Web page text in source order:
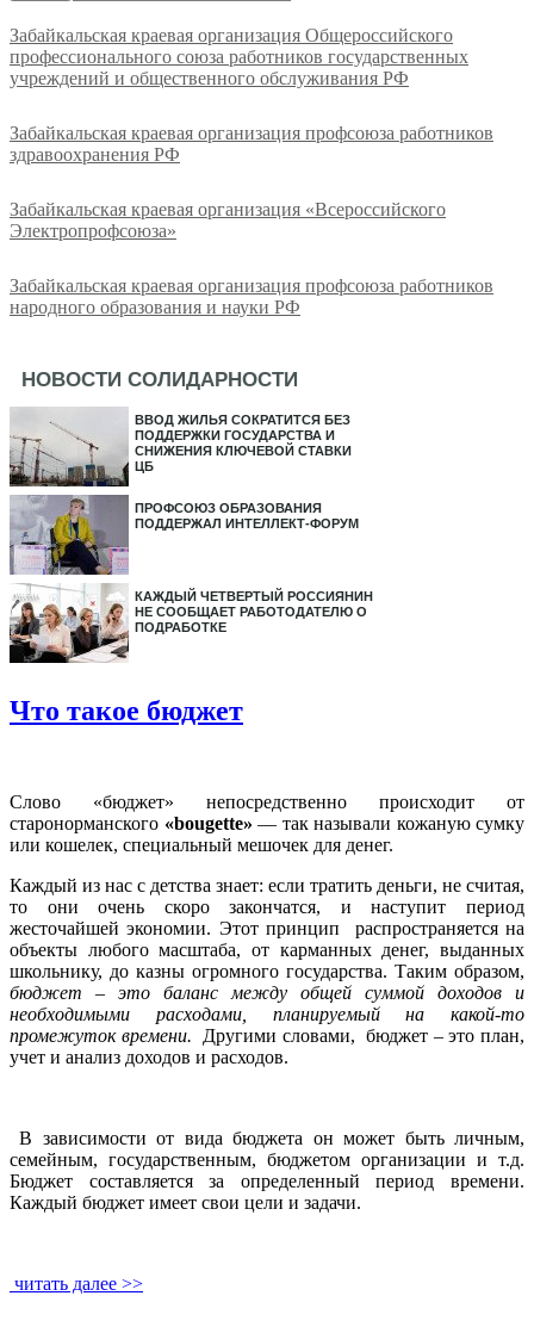
Забайкальская краевая организация Общероссийского
профессионального союза работников государственных
учреждений и общественного обслуживания РФ
Забайкальская краевая организация профсоюза работников
здравоохранения РФ
Забайкальская краевая организация «Всероссийского
Электропрофсоюза»
Забайкальская краевая организация профсоюза работников
народного образования и науки РФ
НОВОСТИ СОЛИДАРНОСТИ
ВВОД ЖИЛЬЯ СОКРАТИТСЯ БЕЗ
ПОДДЕРЖКИ ГОСУДАРСТВА И
СНИЖЕНИЯ КЛЮЧЕВОЙ СТАВКИ
ЦБ
ПРОФСОЮЗ ОБРАЗОВАНИЯ
ПОДДЕРЖАЛ ИНТЕЛЛЕКТ-ФОРУМ
КАЖДЫЙ ЧЕТВЕРТЫЙ РОССИЯНИН
НЕ СООБЩАЕТ РАБОТОДАТЕЛЮ О
ПОДРАБОТКЕ
Что такое бюджет
Слово «бюджет» непосредственно происходит от
старонорманского «bougette» — так называли кожаную сумку
или кошелек, специальный мешочек для денег.
Каждый из нас с детства знает: если тратить деньги, не считая,
то они очень скоро закончатся, и наступит период
жесточайшей экономии. Этот принцип распространяется на
объекты любого масштаба, от карманных денег, выданных
школьнику, до казны огромного государства. Таким образом,
бюджет – это баланс между общей суммой доходов и
необходимыми расходами, планируемый на какой-то
промежуток времени. Другими словами, бюджет – это план,
учет и анализ доходов и расходов.
В зависимости от вида бюджета он может быть личным,
семейным, государственным, бюджетом организации и т.д.
Бюджет составляется за определенный период времени.
Каждый бюджет имеет свои цели и задачи.
читать далее >>